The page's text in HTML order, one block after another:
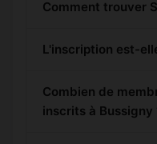
Comment trouver
L'inscription est-
Combien de
inscrits à Bussigny